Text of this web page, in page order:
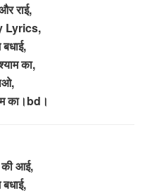
राई,
Lyrics,
का,
का।bd।
की आई,